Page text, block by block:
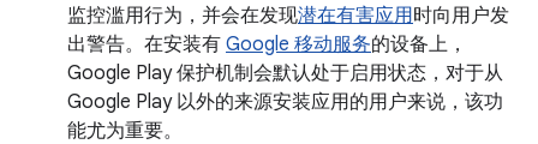
监控滥用行为，并会在发现潜在有害应用时向用户发
出警告。在安装有 Google 移动服务的设备上，
Google Play 保护机制会默认处于启用状态，对于从
Google Play 以外的来源安装应用的用户来说，该功
能尤为重要。